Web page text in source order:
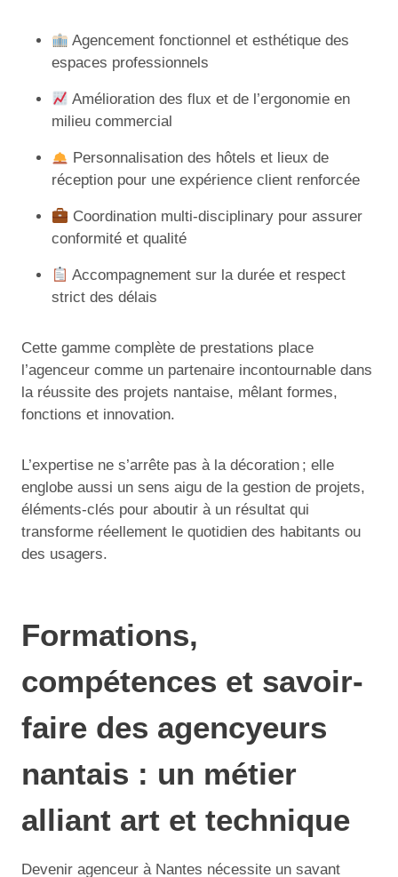
Agencement fonctionnel et esthétique des
espaces professionnels
Amélioration des flux et de l’ergonomie en
milieu commercial
Personnalisation des hôtels et lieux de
réception pour une expérience client renforcée
Coordination multi-disciplinary pour assurer
conformité et qualité
Accompagnement sur la durée et respect
strict des délais
Cette gamme complète de prestations place
l’agenceur comme un partenaire incontournable dans
la réussite des projets nantaise, mêlant formes,
fonctions et innovation.
L’expertise ne s’arrête pas à la décoration ; elle
englobe aussi un sens aigu de la gestion de projets,
éléments-clés pour aboutir à un résultat qui
transforme réellement le quotidien des habitants ou
des usagers.
Formations,
compétences et savoir-
faire des agencyeurs
nantais : un métier
alliant art et technique
Devenir agenceur à Nantes nécessite un savant